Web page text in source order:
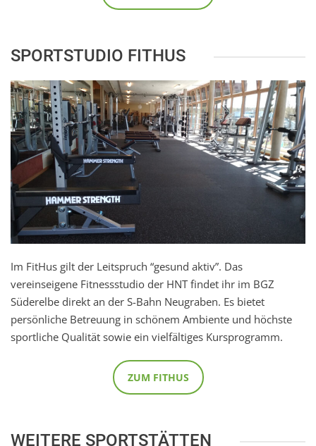
SPORTSTUDIO FITHUS
Im FitHus gilt der Leitspruch “gesund aktiv”. Das
vereinseigene Fitnessstudio der HNT findet ihr im BGZ
Süderelbe direkt an der S-Bahn Neugraben. Es bietet
persönliche Betreuung in schönem Ambiente und höchste
sportliche Qualität sowie ein vielfältiges Kursprogramm.
ZUM FITHUS
WEITERE SPORTSTÄTTEN